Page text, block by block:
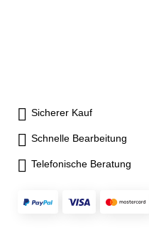
Sicherer Kauf
Schnelle Bearbeitung
Telefonische Beratung